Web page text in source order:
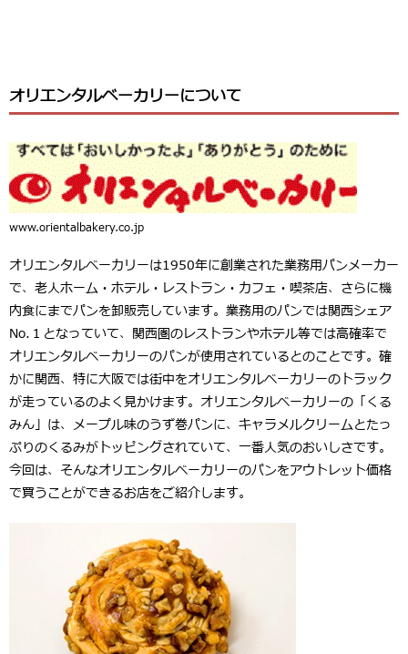
オリエンタルベーカリーについて
www.orientalbakery.co.jp
オリエンタルベーカリーは1950年に創業された業務用パンメーカー
で、老人ホーム・ホテル・レストラン・カフェ・喫茶店、さらに機
内食にまでパンを卸販売しています。業務用のパンでは関西シェア
No.１となっていて、関西圏のレストランやホテル等では高確率で
オリエンタルベーカリーのパンが使用されているとのことです。確
かに関西、特に大阪では街中をオリエンタルベーカリーのトラック
が走っているのよく見かけます。オリエンタルベーカリーの「くる
みん」は、メープル味のうず巻パンに、キャラメルクリームとたっ
ぷりのくるみがトッピングされていて、一番人気のおいしさです。
今回は、そんなオリエンタルベーカリーのパンをアウトレット価格
で買うことができるお店をご紹介します。